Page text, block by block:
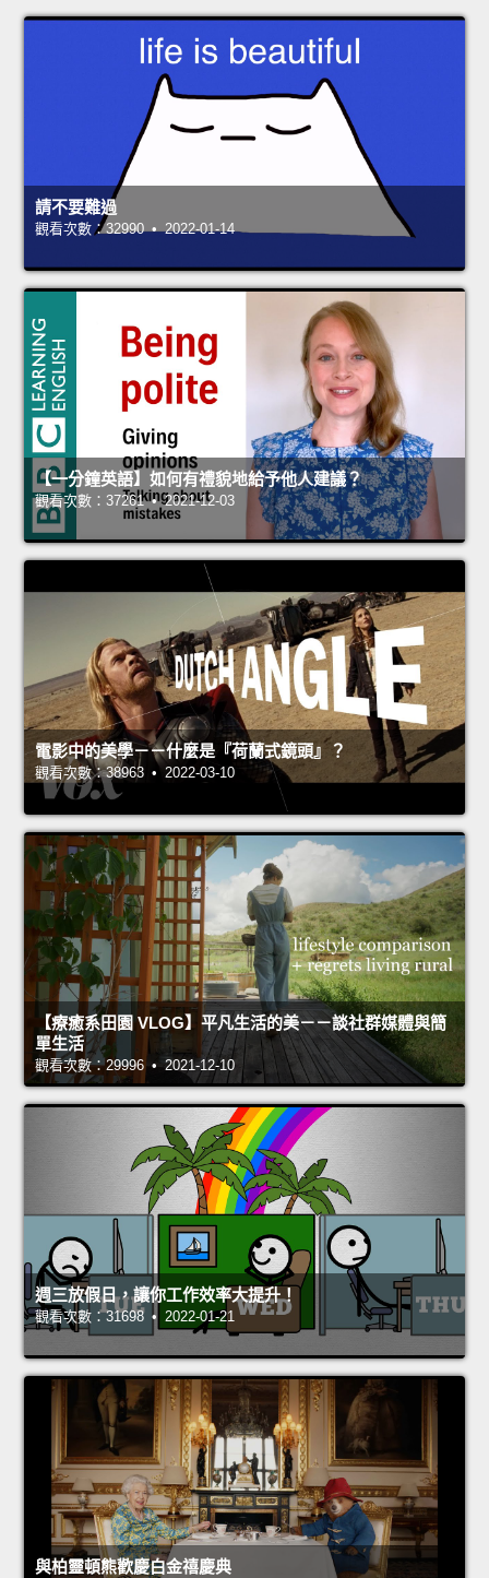
請不要難過
觀看次數：32990 • 2022-01-14
【一分鐘英語】如何有禮貌地給予他人建議？
觀看次數：37261 • 2021-12-03
電影中的美學－－什麼是『荷蘭式鏡頭』？
觀看次數：38963 • 2022-03-10
【療癒系田園 VLOG】平凡生活的美－－談社群媒體與簡
單生活
觀看次數：29996 • 2021-12-10
週三放假日，讓你工作效率大提升！
觀看次數：31698 • 2022-01-21
與柏靈頓熊歡慶白金禧慶典